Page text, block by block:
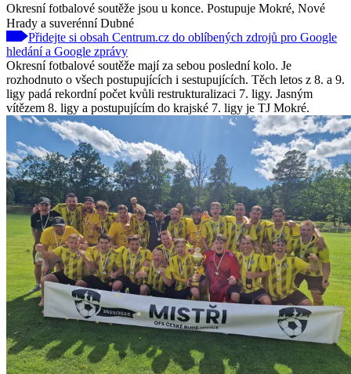
Okresní fotbalové soutěže jsou u konce. Postupuje Mokré, Nové
Hrady a suverénní Dubné
Přidejte si obsah Centrum.cz do oblíbených zdrojů pro Google
hledání a Google zprávy
Okresní fotbalové soutěže mají za sebou poslední kolo. Je
rozhodnuto o všech postupujících i sestupujících. Těch letos z 8. a 9.
ligy padá rekordní počet kvůli restrukturalizaci 7. ligy. Jasným
vítězem 8. ligy a postupujícím do krajské 7. ligy je TJ Mokré.